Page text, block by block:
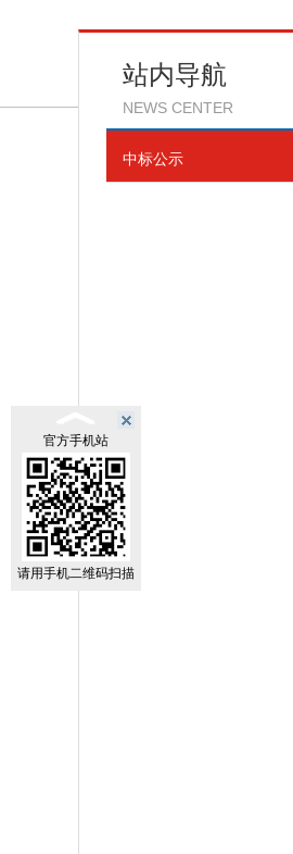
站内导航
NEWS CENTER
中标公示
官方手机站
请用手机二维码扫描